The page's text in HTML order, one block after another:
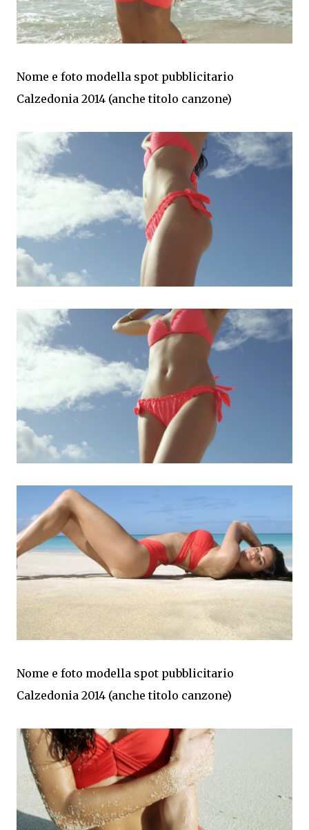
Nome e foto modella spot pubblicitario
Calzedonia 2014 (anche titolo canzone)
Nome e foto modella spot pubblicitario
Calzedonia 2014 (anche titolo canzone)